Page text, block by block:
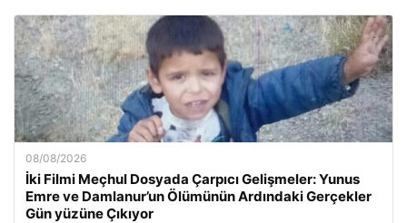
08/08/2026
İki Filmi Meçhul Dosyada Çarpıcı Gelişmeler: Yunus
Emre ve Damlanur’un Ölümünün Ardındaki Gerçekler
Gün yüzüne Çıkıyor